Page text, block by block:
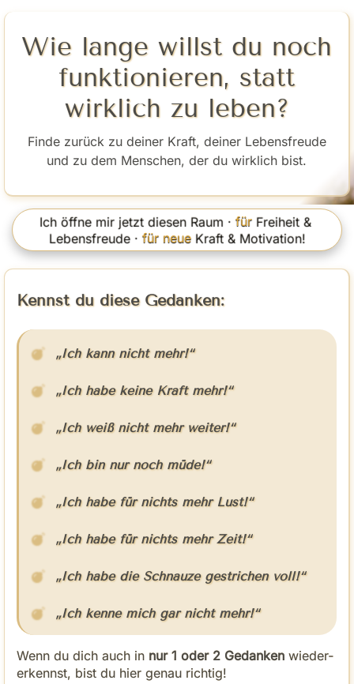
Wie lange willst du noch
funktionieren, statt
wirklich zu leben?
Finde zurück zu deiner Kraft, deiner Lebensfreude
und zu dem Menschen, der du wirklich bist.
Ich öffne mir jetzt diesen Raum · für Freiheit &
Lebensfreude · für neue Kraft & Motivation!
Kennst du diese Gedanken:
„Ich kann nicht mehr!“
„Ich habe keine Kraft mehr!“
„Ich weiß nicht mehr weiter!“
„Ich bin nur noch müde!“
„Ich habe für nichts mehr Lust!“
„Ich habe für nichts mehr Zeit!“
„Ich habe die Schnauze gestrichen voll!“
„Ich kenne mich gar nicht mehr!“
Wenn du dich auch in nur 1 oder 2 Gedanken wieder­
erkennst, bist du hier genau richtig!